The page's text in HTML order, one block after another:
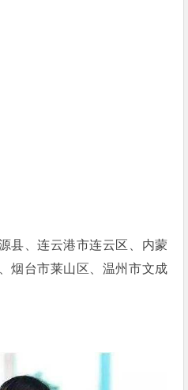
县、连云港市连云区、内蒙
烟台市莱山区、温州市文成